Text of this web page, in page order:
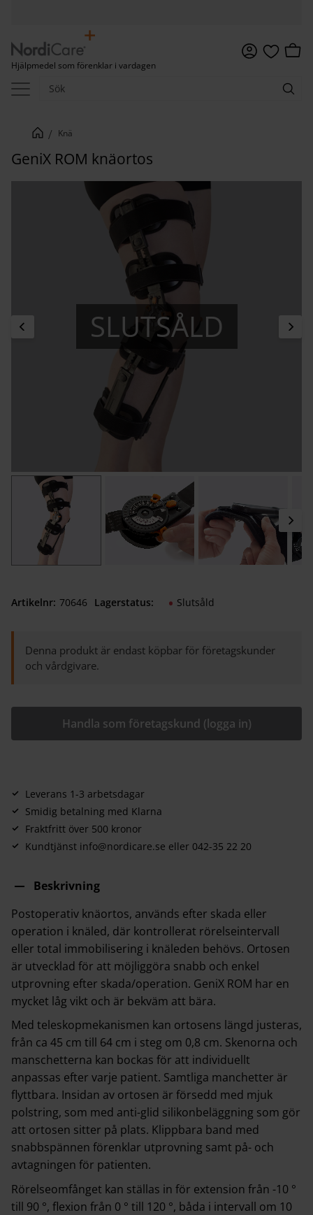
Hjälpmedel som förenklar i vardagen
Favoriter
Knä
GeniX ROM knäortos
SLUTSÅLD
Denna produkt är endast köpbar för företagskunder
och vårdgivare.
Handla som företagskund (logga in)
Leverans 1-3 arbetsdagar
Smidig betalning med Klarna
Fraktfritt över 500 kronor
Kundtjänst info@nordicare.se eller 042-35 22 20
Lagerstatus Slutsåld
Artikelnr 706460050
Beskrivning
Postoperativ knäortos, används efter skada eller
operation i knäled, där kontrollerat rörelseintervall
eller total immobilisering i knäleden behövs. Ortosen
är utvecklad för att möjliggöra snabb och enkel
utprovning efter skada/operation. GeniX ROM har en
mycket låg vikt och är bekväm att bära.
Med teleskopmekanismen kan ortosens längd justeras,
från ca 45 cm till 64 cm i steg om 0,8 cm. Skenorna och
manschetterna kan bockas för att individuellt
anpassas efter varje patient. Samtliga manchetter är
flyttbara. Insidan av ortosen är försedd med mjuk
polstring, som med anti-glid silikonbeläggning som gör
att ortosen sitter på plats. Klippbara band med
snabbspännen förenklar utprovning samt på- och
avtagningen för patienten.
Rörelseomfånget kan ställas in för extension från -10 °
till 90 °, flexion från 0 ° till 120 °, båda i intervall om 10